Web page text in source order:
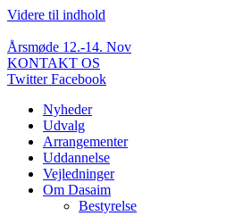
Videre til indhold
Årsmøde 12.-14. Nov
KONTAKT OS
Twitter Facebook
Nyheder
Udvalg
Arrangementer
Uddannelse
Vejledninger
Om Dasaim
Bestyrelse